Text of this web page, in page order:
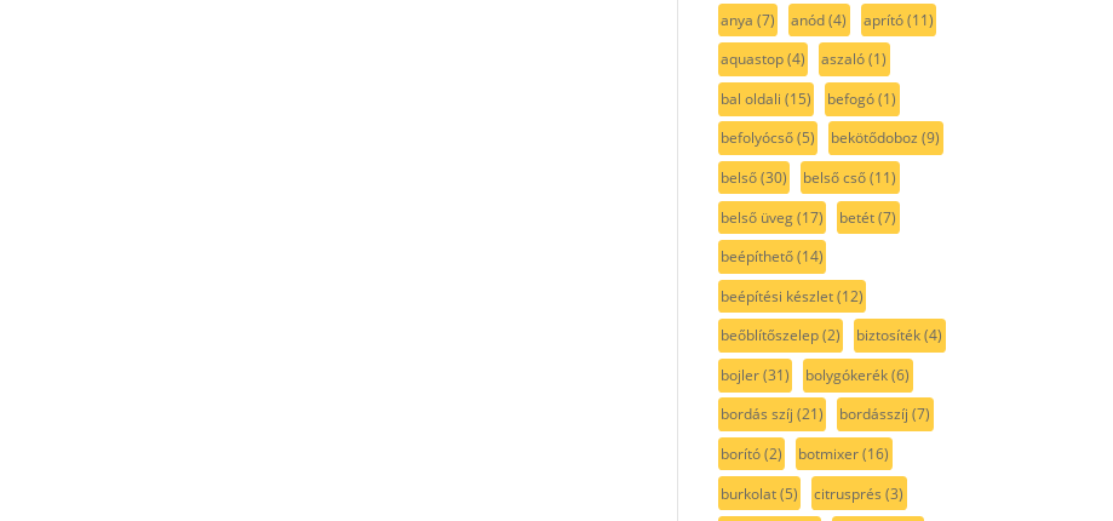
anya (7) anód(4) aprító(11)
aquastop(4) aszaló(1)
bal oldali (15) befogó(1)
befolyócső(5) bekötődoboz (9)
belső(30) belső cső(11)
belső üveg(17) betét(7)
beépíthető(14)
beépítési készlet(12)
beőblítőszelep(2) biztosíték(4)
bojler(31) bolygókerék(6)
bordás szíj (21) bordásszíj (7)
borító(2) botmixer(16)
burkolat(5) citrusprés (3)